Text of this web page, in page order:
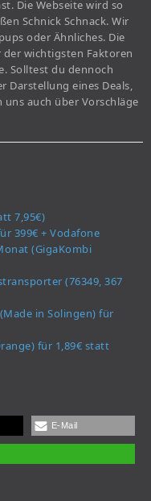
Die Webseite wird so
Schnick Schnack. Wir
oder Ähnliches. Die
wichtigsten Faktoren
Solltest du dennoch
Darstellung eines Deals,
auch über Vorschläge
7,95€)
399€ + Vodafone
(GigaKombi
(76349, 367
in Solingen) für
für 1,89€ statt
E-Mail